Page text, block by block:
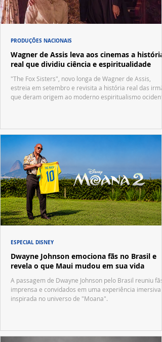
Wagner de Assis leva aos cinemas a história
real que dividiu ciência e espiritualidade
"The Fox Sisters", novo longa de Wagner de Assis,
estreia em setembro e revisita a história real das
que deram origem ao moderno espiritualismo
PRODUÇÕES NACIONAIS
Dwayne Johnson emociona fãs no Brasil e
revela o que Maui mudou em sua vida
A passagem de Dwayne Johnson pelo Brasil reuniu fãs,
imprensa e convidados em uma experiência imersiva
inspirada no universo de "Moana".
ESPECIAL DISNEY